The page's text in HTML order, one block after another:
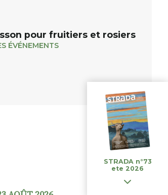
pour fruitiers et rosiers
ÉVÉNEMENTS
STRADA n°73
ete 2026